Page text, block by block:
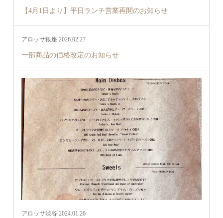
【4月1日より】平日ランチ営業再開のお知らせ
アロッサ銀座 2026.02.27
一部商品の価格改定のお知らせ
アロッサ渋谷 2024.01.26